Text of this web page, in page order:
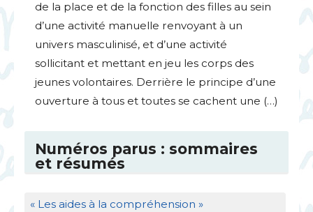
de la place et de la fonction des filles au sein
d’une activité manuelle renvoyant à un
univers masculinisé, et d’une activité
sollicitant et mettant en jeu les corps des
jeunes volontaires. Derrière le principe d’une
ouverture à tous et toutes se cachent une (…)
Numéros parus : sommaires
et résumés
« Les aides à la compréhension »